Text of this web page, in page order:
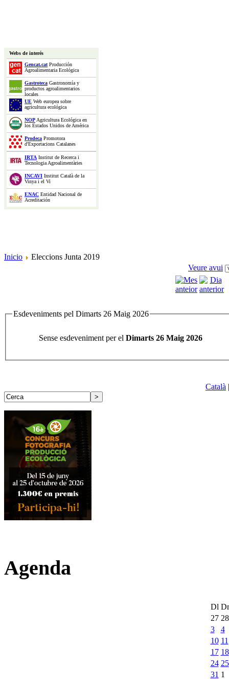
Webs de interés
Gencat.catProducción
Agroalimentaria Ecológica
Gastroteca Gastronomía y
productos agroalimentarios
locales
UE Web europea sobre
agricultura ecológica
NOPAgricultura Ecológica en
los Estados Unidos de América
Prodeca Promotora
d'Exportacions Catalanes
IRTA Institut de Recerca i
Tecnologia Agroalimentàries
INCAVI Institut Català de la
Vinya i el Vi
ENAC Entidad Nacional de
Acreditación
Inicio
Eleccions Junta 2019
Veure avui
Esdeveniments pel Dimarts 26 Maig 2026
Sense esdeveniment per el Dimarts 26 Maig 2026
Català
Agenda
Dl
27 28
3
4
10 11
17 18
24 25
31 1